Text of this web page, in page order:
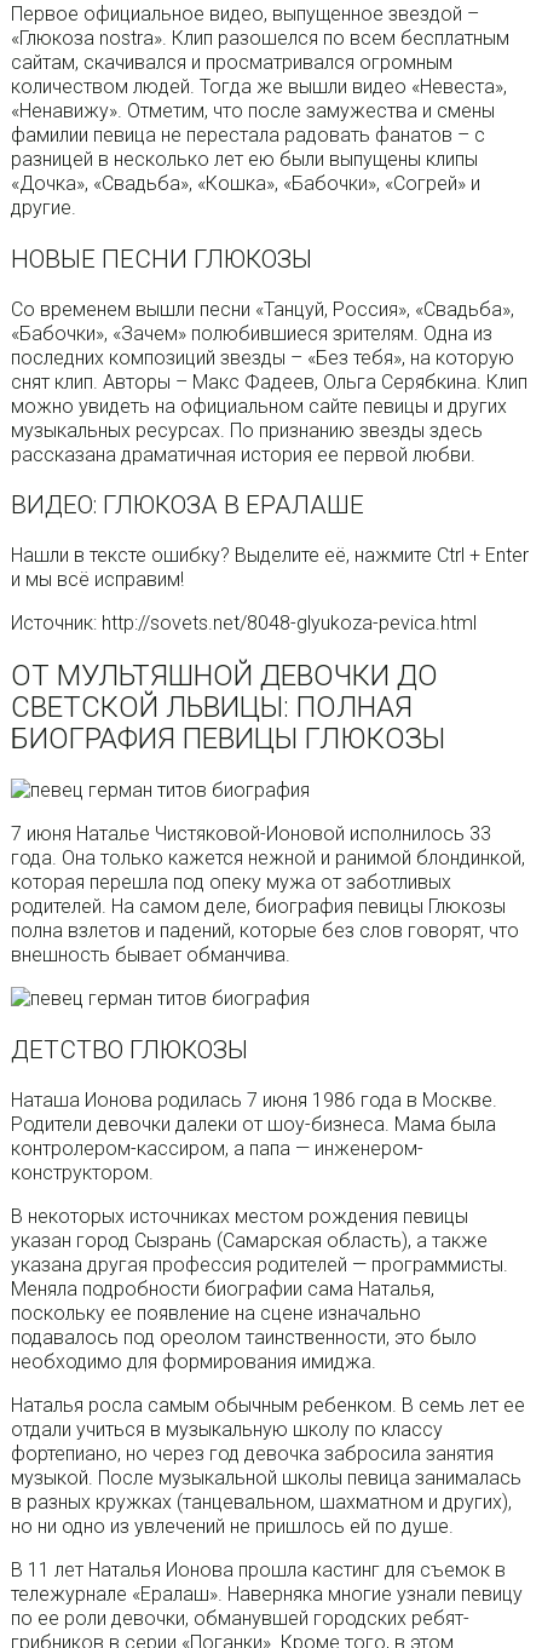
Первое официальное видео, выпущенное звездой –
«Глюкоза nostra». Клип разошелся по всем бесплатным
сайтам, скачивался и просматривался огромным
количеством людей. Тогда же вышли видео «Невеста»,
«Ненавижу». Отметим, что после замужества и смены
фамилии певица не перестала радовать фанатов – с
разницей в несколько лет ею были выпущены клипы
«Дочка», «Свадьба», «Кошка», «Бабочки», «Согрей» и
другие.
НОВЫЕ ПЕСНИ ГЛЮКОЗЫ
Со временем вышли песни «Танцуй, Россия», «Свадьба»,
«Бабочки», «Зачем» полюбившиеся зрителям. Одна из
последних композиций звезды – «Без тебя», на которую
снят клип. Авторы – Макс Фадеев, Ольга Серябкина. Клип
можно увидеть на официальном сайте певицы и других
музыкальных ресурсах. По признанию звезды здесь
рассказана драматичная история ее первой любви.
ВИДЕО: ГЛЮКОЗА В ЕРАЛАШЕ
Нашли в тексте ошибку? Выделите её, нажмите Ctrl + Enter
и мы всё исправим!
Источник: http://sovets.net/8048-glyukoza-pevica.html
ОТ МУЛЬТЯШНОЙ ДЕВОЧКИ ДО
СВЕТСКОЙ ЛЬВИЦЫ: ПОЛНАЯ
БИОГРАФИЯ ПЕВИЦЫ ГЛЮКОЗЫ
7 июня Наталье Чистяковой-Ионовой исполнилось 33
года. Она только кажется нежной и ранимой блондинкой,
которая перешла под опеку мужа от заботливых
родителей. На самом деле, биография певицы Глюкозы
полна взлетов и падений, которые без слов говорят, что
внешность бывает обманчива.
ДЕТСТВО ГЛЮКОЗЫ
Наташа Ионова родилась 7 июня 1986 года в Москве.
Родители девочки далеки от шоу-бизнеса. Мама была
контролером-кассиром, а папа — инженером-
конструктором.
В некоторых источниках местом рождения певицы
указан город Сызрань (Самарская область), а также
указана другая профессия родителей — программисты.
Меняла подробности биографии сама Наталья,
поскольку ее появление на сцене изначально
подавалось под ореолом таинственности, это было
необходимо для формирования имиджа.
Наталья росла самым обычным ребенком. В семь лет ее
отдали учиться в музыкальную школу по классу
фортепиано, но через год девочка забросила занятия
музыкой. После музыкальной школы певица занималась
в разных кружках (танцевальном, шахматном и других),
но ни одно из увлечений не пришлось ей по душе.
В 11 лет Наталья Ионова прошла кастинг для съемок в
тележурнале «Ералаш». Наверняка многие узнали певицу
по ее роли девочки, обманувшей городских ребят-
грибников в серии «Поганки». Кроме того, в этом